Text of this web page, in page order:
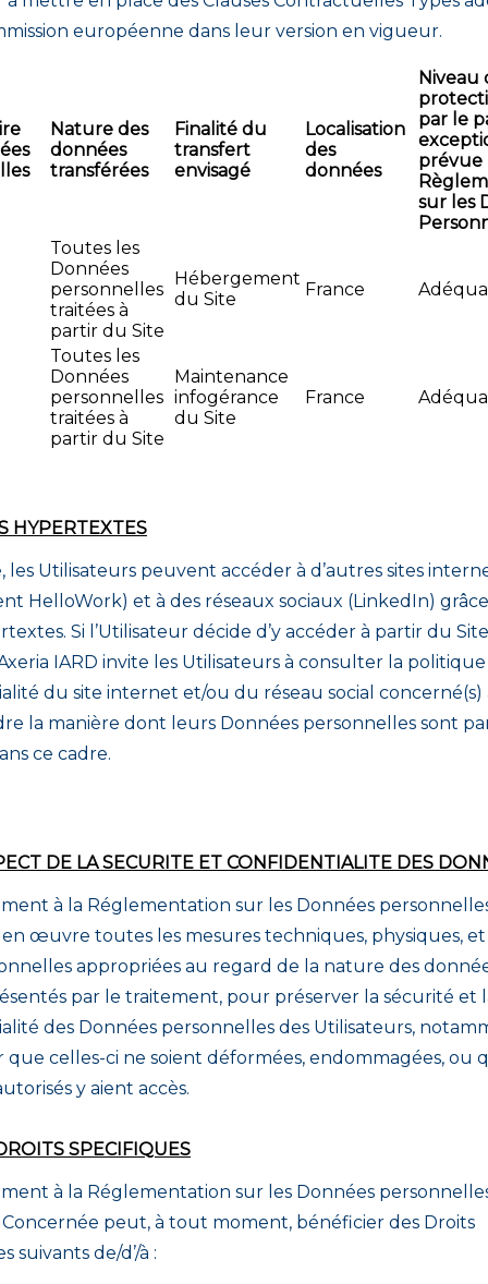
européenne dans leur version en vigueur.
Nature des
données
transférées
Finalité du
transfert
envisagé
Localisation
des
données
Niveau
par le
prévue
sur les
Toutes les
Données
personnelles
traitées à
partir du Site
Hébergement
du Site
France
Toutes les
Données
personnelles
traitées à
partir du Site
Maintenance
infogérance
du Site
France
HYPERTEXTES
les Utilisateurs peuvent accéder à d’autres sites
HelloWork) et à des réseaux sociaux (LinkedIn)
Si l’Utilisateur décide d’y accéder à partir du
IARD invite les Utilisateurs à consulter la
du site internet et/ou du réseau social concerné(s)
la manière dont leurs Données personnelles sont
ce cadre.
DE LA SECURITE ET CONFIDENTIALITE DES
à la Réglementation sur les Données
œuvre toutes les mesures techniques, physiques, et
appropriées au regard de la nature des
par le traitement, pour préserver la sécurité et
des Données personnelles des Utilisateurs,
que celles-ci ne soient déformées, endommagées, ou
y aient accès.
SPECIFIQUES
à la Réglementation sur les Données
peut, à tout moment, bénéficier des Droits
suivants de/d’/à :